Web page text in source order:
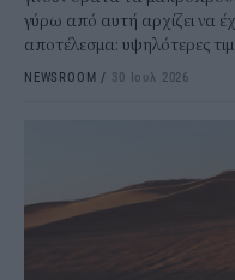
γύρω από αυτή αρχίζει να
αποτέλεσμα: υψηλότερες
NEWSROOM / 30 Ιουλ 2026